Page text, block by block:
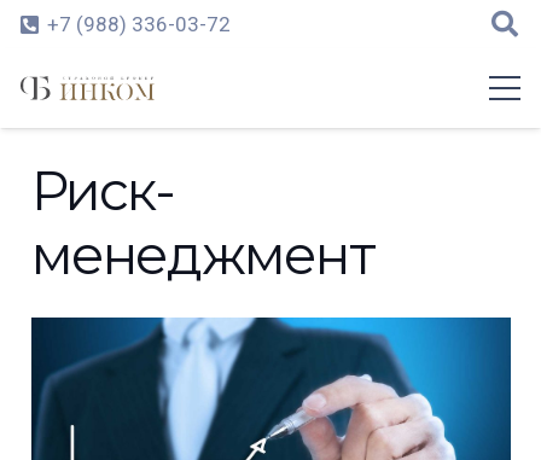
+7 (988) 336-03-72
Риск-
менеджмент